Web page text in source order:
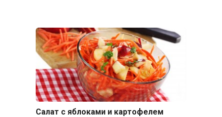
Салат с яблоками и картофелем